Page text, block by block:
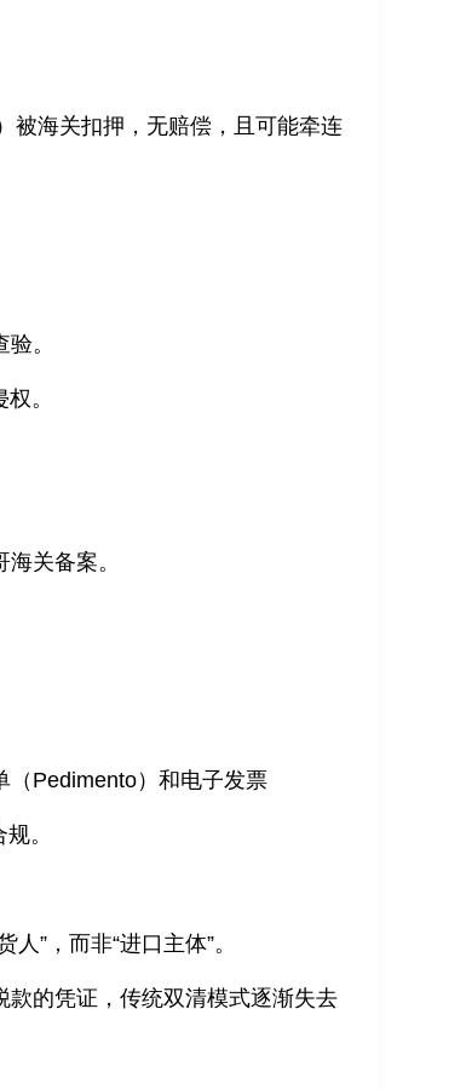
被海关扣押，无赔偿，且可能牵连
。
。
关备案。
（Pedimento）和电子发票
。
”，而非“进口主体”。
的凭证，传统双清模式逐渐失去